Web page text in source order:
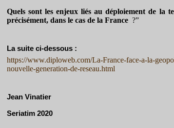
Quels sont les enjeux liés au déploiement de la
précisément, dans le cas de la France ?”
La suite ci-dessous :
https://www.diploweb.com/La-France-face-a-la-
nouvelle-generation-de-reseau.html
Jean Vinatier
Seriatim 2020